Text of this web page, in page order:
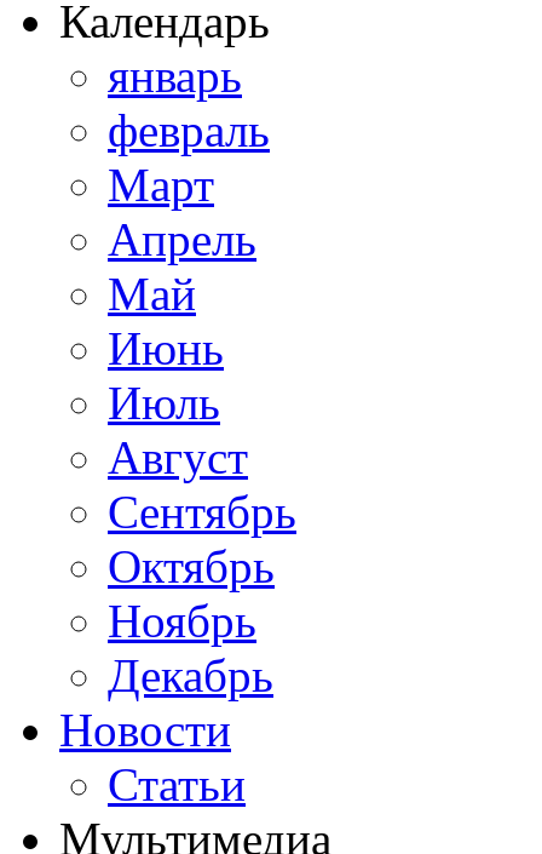
Календарь
январь
февраль
Март
Апрель
Май
Июнь
Июль
Август
Сентябрь
Октябрь
Ноябрь
Декабрь
Новости
Статьи
Мультимедиа